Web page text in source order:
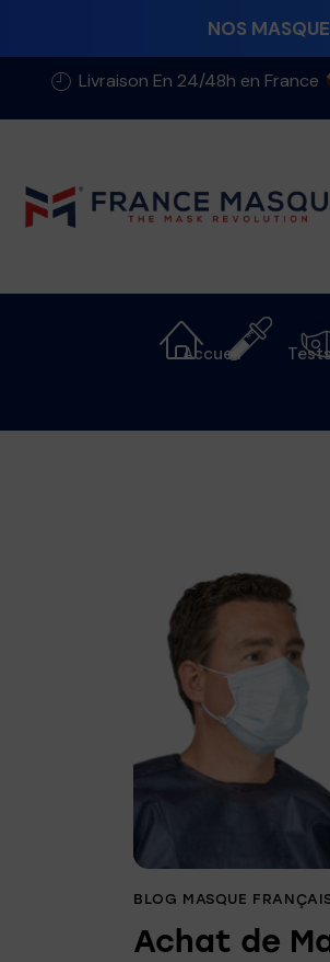
NOS
Livraison En 24/48h en France
Accueil
BLOG MASQUE
Achat de